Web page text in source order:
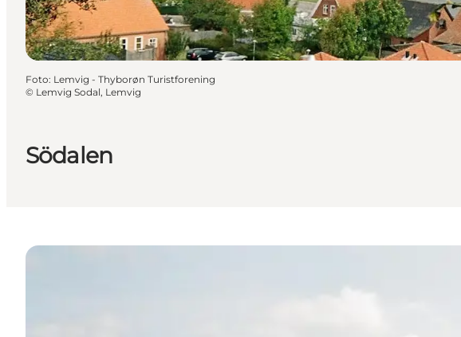
Södalen
Foto: Lemvig - Thyborøn Turistforening
© Lemvig Sodal, Lemvig